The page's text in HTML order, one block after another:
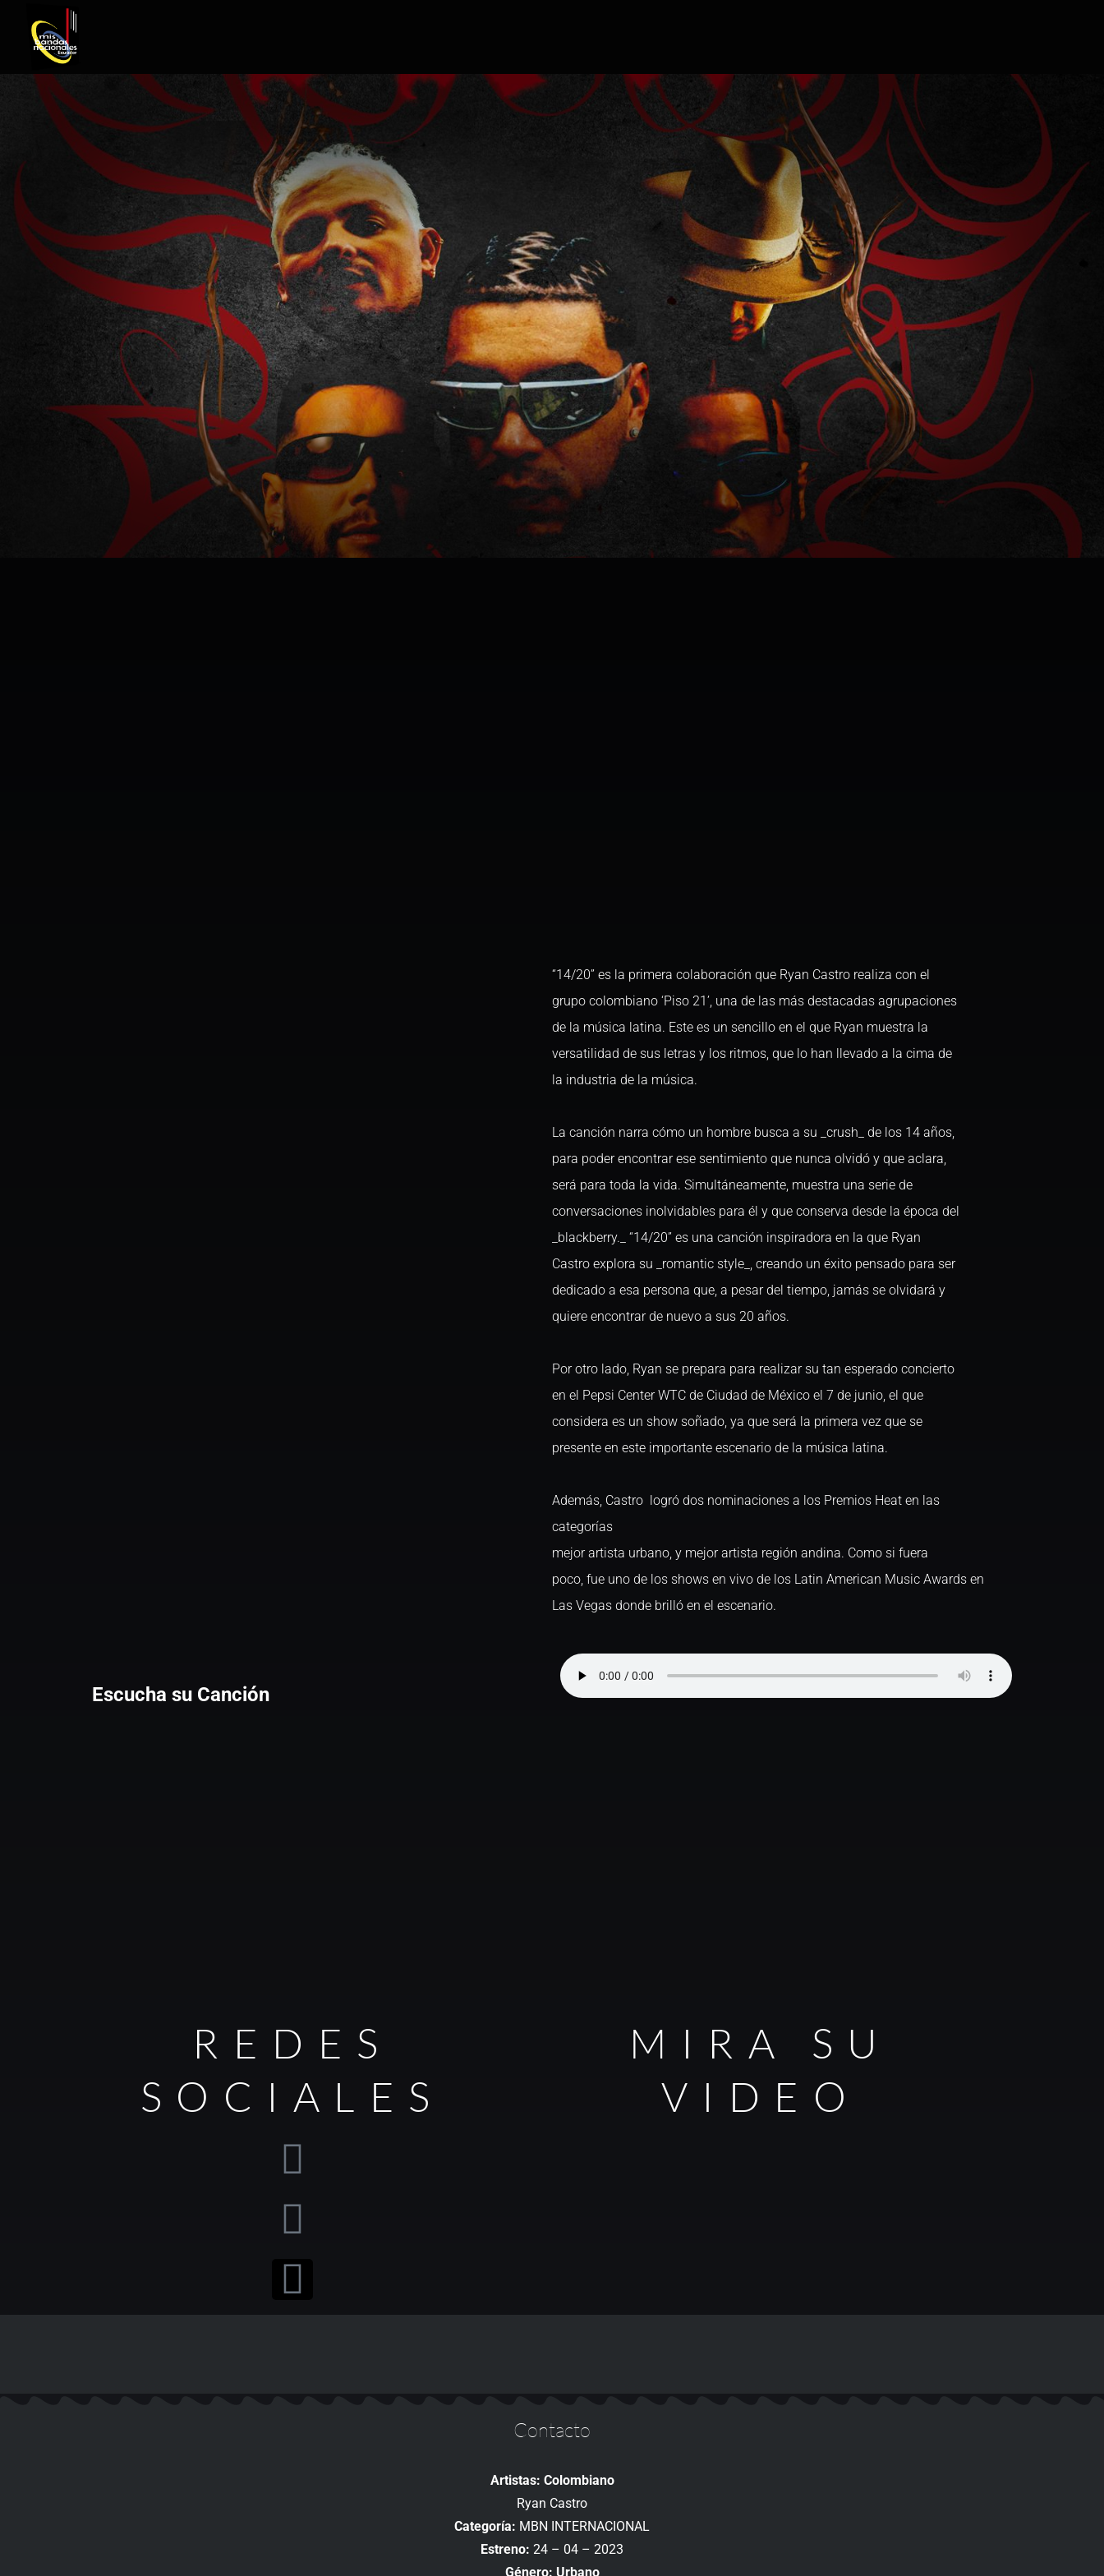
“14/20” es la primera colaboración que Ryan Castro realiza con el
grupo colombiano ‘Piso 21’, una de las más destacadas agrupaciones
de la música latina. Este es un sencillo en el que Ryan muestra la
versatilidad de sus letras y los ritmos, que lo han llevado a la cima de
la industria de la música.
La canción narra cómo un hombre busca a su _crush_ de los 14 años,
para poder encontrar ese sentimiento que nunca olvidó y que aclara,
será para toda la vida. Simultáneamente, muestra una serie de
conversaciones inolvidables para él y que conserva desde la época del
_blackberry._ “14/20” es una canción inspiradora en la que Ryan
Castro explora su _romantic style_, creando un éxito pensado para ser
dedicado a esa persona que, a pesar del tiempo, jamás se olvidará y
quiere encontrar de nuevo a sus 20 años.
Por otro lado, Ryan se prepara para realizar su tan esperado concierto
en el Pepsi Center WTC de Ciudad de México el 7 de junio, el que
considera es un show soñado, ya que será la primera vez que se
presente en este importante escenario de la música latina.
Además, Castro logró dos nominaciones a los Premios Heat en las
categorías
mejor artista urbano, y mejor artista región andina. Como si fuera
poco, fue uno de los shows en vivo de los Latin American Music Awards en
Las Vegas donde brilló en el escenario.
Escucha su Canción
REDES
SOCIALES
MIRA SU
VIDEO
Contacto
Artistas: Colombiano
Ryan Castro
Categoría: MBN INTERNACIONAL
Estreno: 24 – 04 – 2023
Género: Urbano